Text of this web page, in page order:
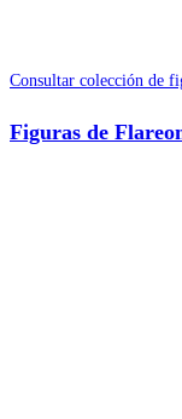
Consultar colección de
Figuras de